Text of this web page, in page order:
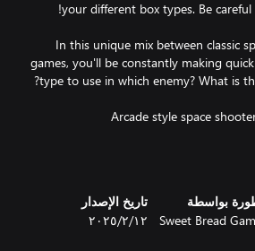
In this unique mix between classic
games, you'll be constantly making
بواسطة
Sweet Bread
تاريخ الإصدار
١٢‏/٢‏/٢٠٢٥